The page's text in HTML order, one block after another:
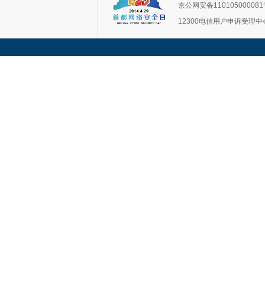
京公网安备110105000081
12300电信用户申诉受理中